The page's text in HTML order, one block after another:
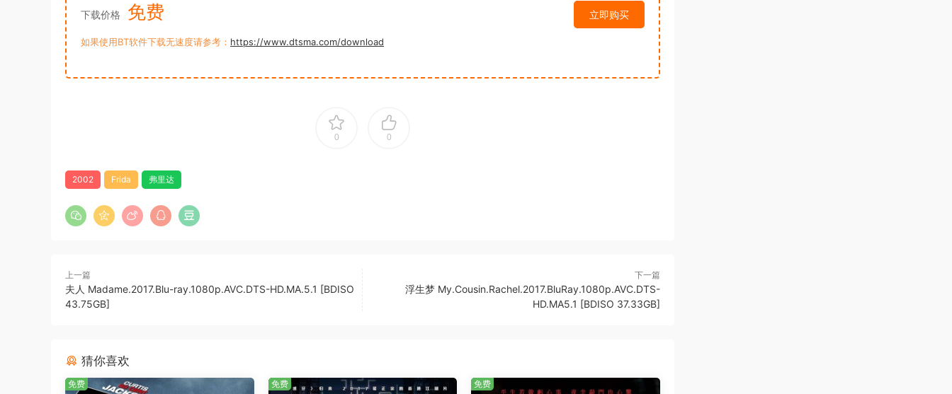
下载价格 免费 立即购买
如果使用BT软件下载无速度请参考： https://www.dtsma.com/download
0 0
2002 Frida 弗里达
上一篇
夫人 Madame.2017.Blu-ray.1080p.AVC.DTS-HD.MA.5.1 [BDISO
43.75GB]
下一篇
浮生梦 My.Cousin.Rachel.2017.BluRay.1080p.AVC.DTS-
HD.MA5.1 [BDISO 37.33GB]
猜你喜欢
免费 免费 免费